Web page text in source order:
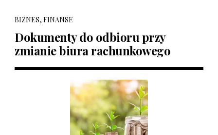
BIZNES, FINANSE
Dokumenty do odbioru przy
zmianie biura rachunkowego